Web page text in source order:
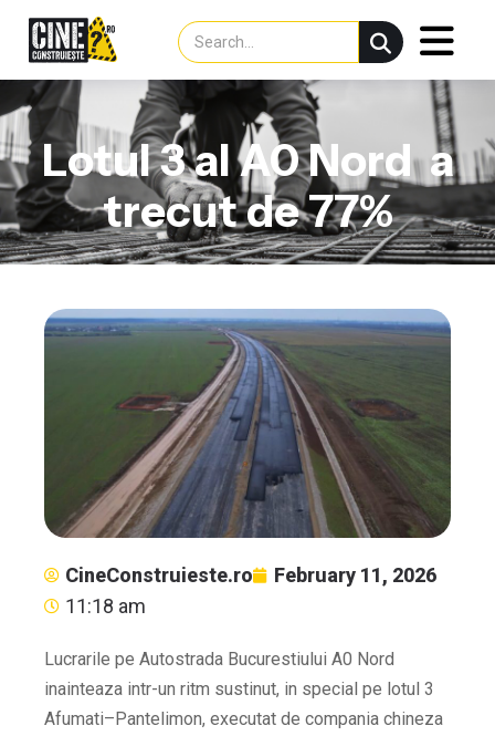
Lotul 3 al A0 Nord a
trecut de 77%
CineConstruieste.ro
February 11, 2026
11:18 am
Lucrarile pe Autostrada Bucurestiului A0 Nord
inainteaza intr-un ritm sustinut, in special pe lotul 3
Afumati–Pantelimon, executat de compania chineza